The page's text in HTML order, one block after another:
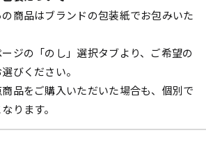
の商品はブランドの包装紙でお包みいた
ージの「のし」選択タブより、ご希望の
びください。
商品をご購入いただいた場合も、個別で
ります。